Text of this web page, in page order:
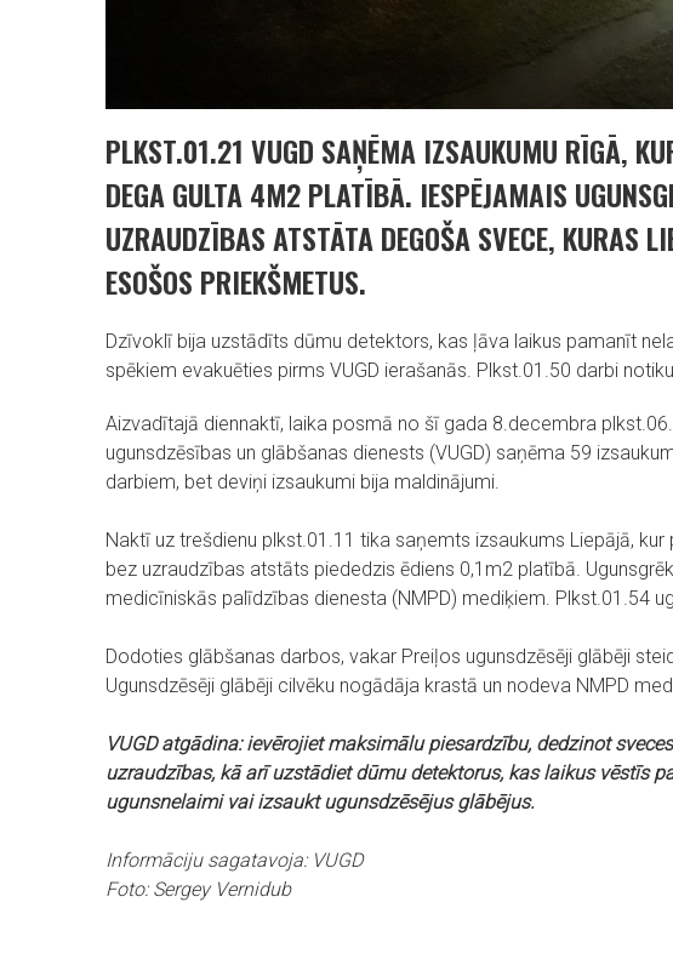
PLKST.01.21 VUGD SAŅĒMA IZSAUKUMU RĪGĀ,
DEGA GULTA 4M2 PLATĪBĀ. IESPĒJAMAIS
UZRAUDZĪBAS ATSTĀTA DEGOŠA SVECE, KURAS
ESOŠOS PRIEKŠMETUS.
Dzīvoklī bija uzstādīts dūmu detektors, kas ļāva laikus pamanīt
spēkiem evakuēties pirms VUGD ierašanās. Plkst.01.50 darbi
Aizvadītajā diennaktī, laika posmā no šī gada 8.decembra
ugunsdzēsības un glābšanas dienests (VUGD) saņēma 59
darbiem, bet deviņi izsaukumi bija maldinājumi.
Naktī uz trešdienu plkst.01.11 tika saņemts izsaukums Liepājā,
bez uzraudzības atstāts piededzis ēdiens 0,1m2 platībā.
medicīniskās palīdzības dienesta (NMPD) mediķiem. Plkst.01.54
Dodoties glābšanas darbos, vakar Preiļos ugunsdzēsēji glābēji
Ugunsdzēsēji glābēji cilvēku nogādāja krastā un nodeva NMPD
VUGD atgādina: ievērojiet maksimālu piesardzību, dedzinot
uzraudzības, kā arī uzstādiet dūmu detektorus, kas laikus vēstīs
ugunsnelaimi vai izsaukt ugunsdzēsējus glābējus.
Informāciju sagatavoja: VUGD
Foto: Sergey Vernidub